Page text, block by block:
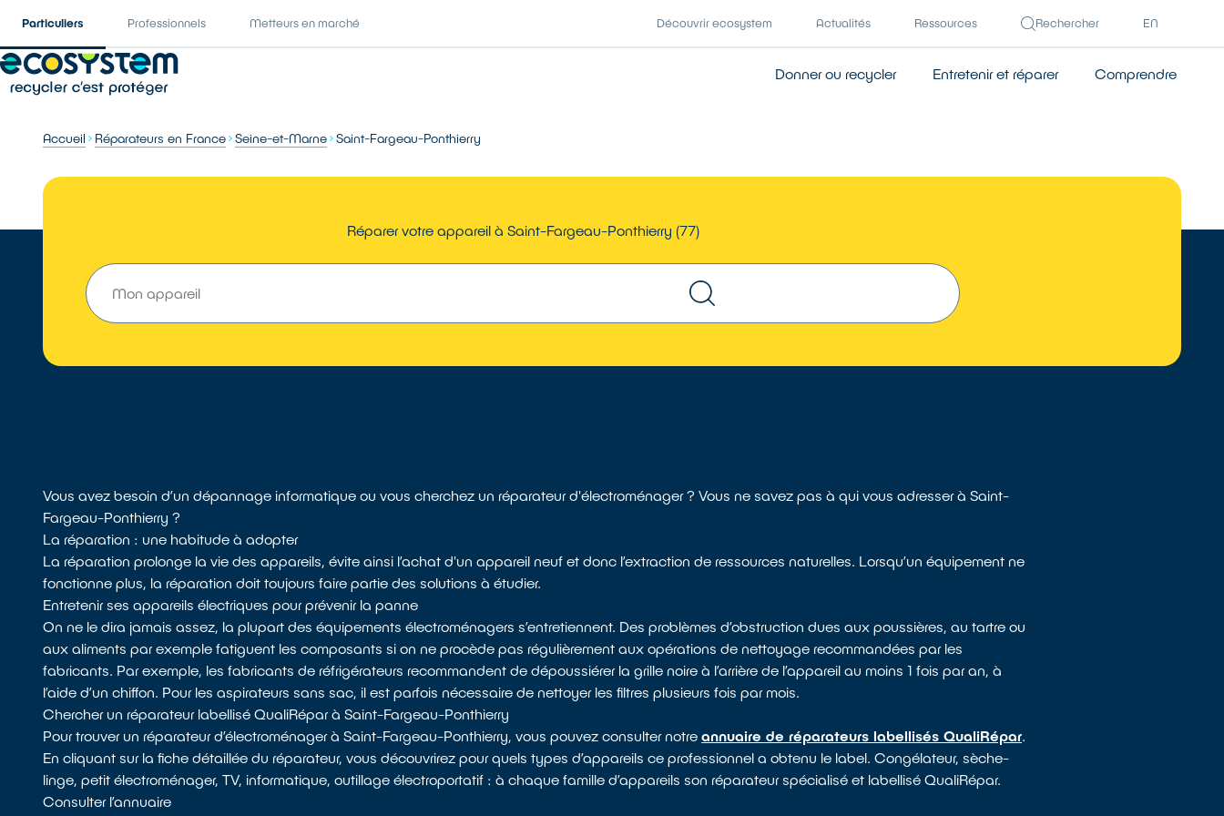
Particuliers Professionnels Metteurs en marché Découvrir ecosystem Actualités Ressources Rechercher EN
Donner ou recycler Entretenir et réparer Comprendre
Accueil Réparateurs en France Seine-et-Marne Saint-Fargeau-Ponthierry
Réparer votre appareil à Saint-Fargeau-Ponthierry (77)
Vous avez besoin d’un dépannage informatique ou vous cherchez un réparateur d'électroménager ? Vous ne savez pas à qui vous adresser à Saint-
Fargeau-Ponthierry ?
La réparation : une habitude à adopter
La réparation prolonge la vie des appareils, évite ainsi l’achat d'un appareil neuf et donc l’extraction de ressources naturelles. Lorsqu’un équipement ne
fonctionne plus, la réparation doit toujours faire partie des solutions à étudier.
Entretenir ses appareils électriques pour prévenir la panne
On ne le dira jamais assez, la plupart des équipements électroménagers s’entretiennent. Des problèmes d’obstruction dues aux poussières, au tartre ou
aux aliments par exemple fatiguent les composants si on ne procède pas régulièrement aux opérations de nettoyage recommandées par les
fabricants. Par exemple, les fabricants de réfrigérateurs recommandent de dépoussiérer la grille noire à l’arrière de l’appareil au moins 1 fois par an, à
l’aide d’un chiffon. Pour les aspirateurs sans sac, il est parfois nécessaire de nettoyer les filtres plusieurs fois par mois.
Chercher un réparateur labellisé QualiRépar à Saint-Fargeau-Ponthierry
Pour trouver un réparateur d’électroménager à Saint-Fargeau-Ponthierry, vous pouvez consulter notreannuaire de réparateurs labellisés QualiRépar.
En cliquant sur la fiche détaillée du réparateur, vous découvrirez pour quels types d’appareils ce professionnel a obtenu le label. Congélateur, sèche-
linge, petit électroménager, TV, informatique, outillage électroportatif : à chaque famille d’appareils son réparateur spécialisé et labellisé QualiRépar.
Consulter l’annuaire